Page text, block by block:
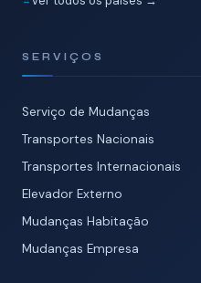
SERVIÇOS
Serviço de Mudanças
Transportes Nacionais
Transportes Internacionais
Elevador Externo
Mudanças Habitação
Mudanças Empresa